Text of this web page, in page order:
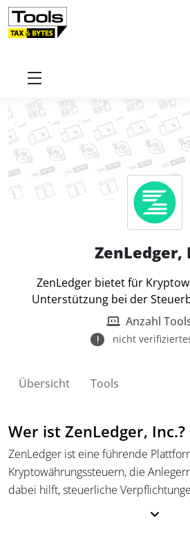
Startseite
ZenLedger,
ZenLedger bietet für
Unterstützung bei der
einreichung.
Anzahl
nicht
Übersicht Tools
Wer ist ZenLedger, Inc.?
ZenLedger ist eine führende
Kryptowährungssteuern, die
dabei hilft, steuerliche